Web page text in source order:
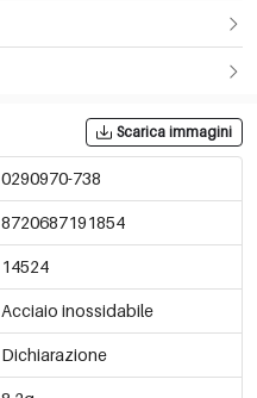
Scarica immagini
0290970-738
8720687191854
14524
Acciaio inossidabile
Dichiarazione